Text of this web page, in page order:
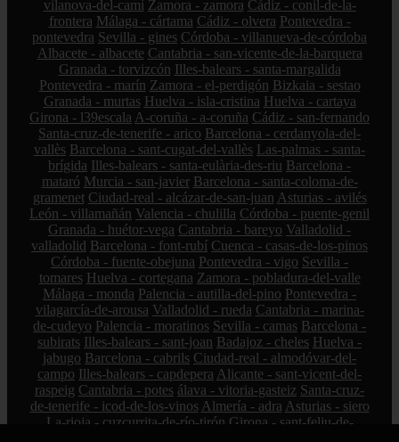
vilanova-del-camí Zamora - zamora Cádiz - conil-de-la-
frontera Málaga - cártama Cádiz - olvera Pontevedra -
pontevedra Sevilla - gines Córdoba - villanueva-de-córdoba
Albacete - albacete Cantabria - san-vicente-de-la-barquera
Granada - torvizcón Illes-balears - santa-margalida
Pontevedra - marín Zamora - el-perdigón Bizkaia - sestao
Granada - murtas Huelva - isla-cristina Huelva - cartaya
Girona - l39escala A-coruña - a-coruña Cádiz - san-fernando
Santa-cruz-de-tenerife - arico Barcelona - cerdanyola-del-
vallès Barcelona - sant-cugat-del-vallès Las-palmas - santa-
brígida Illes-balears - santa-eulària-des-riu Barcelona -
mataró Murcia - san-javier Barcelona - santa-coloma-de-
gramenet Ciudad-real - alcázar-de-san-juan Asturias - avilés
León - villamañán Valencia - chulilla Córdoba - puente-genil
Granada - huétor-vega Cantabria - bareyo Valladolid -
valladolid Barcelona - font-rubí Cuenca - casas-de-los-pinos
Córdoba - fuente-obejuna Pontevedra - vigo Sevilla -
tomares Huelva - cortegana Zamora - pobladura-del-valle
Málaga - monda Palencia - autilla-del-pino Pontevedra -
vilagarcía-de-arousa Valladolid - rueda Cantabria - marina-
de-cudeyo Palencia - moratinos Sevilla - camas Barcelona -
subirats Illes-balears - sant-joan Badajoz - cheles Huelva -
jabugo Barcelona - cabrils Ciudad-real - almodóvar-del-
campo Illes-balears - capdepera Alicante - sant-vicent-del-
raspeig Cantabria - potes álava - vitoria-gasteiz Santa-cruz-
de-tenerife - icod-de-los-vinos Almería - adra Asturias - siero
La-rioja - cuzcurrita-de-río-tirón Girona - sant-feliu-de-